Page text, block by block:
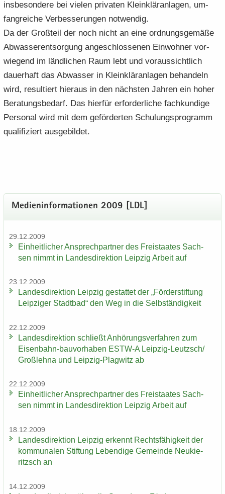
ins­be­son­de­re bei vie­len pri­va­ten Klein­klär­an­la­gen, um­
fang­rei­che Ver­bes­se­run­gen not­wen­dig.
Da der Groß­teil der noch nicht an eine ord­nungs­ge­mä­ße
Ab­was­ser­ent­sor­gung an­ge­schlos­se­nen Ein­woh­ner vor­
wie­gend im länd­li­chen Raum lebt und vor­aus­sicht­lich
dau­er­haft das Ab­was­ser in Klein­klär­an­la­gen be­han­deln
wird, re­sul­tiert hier­aus in den nächs­ten Jah­ren ein hoher
Be­ra­tungs­be­darf. Das hier­für er­for­der­li­che fach­kun­di­ge
Per­so­nal wird mit dem ge­för­der­ten Schu­lungs­pro­gramm
qua­li­fi­ziert aus­ge­bil­det.
Me­di­en­in­for­ma­tio­nen 2009 [LDL]
29.12.2009
Ein­heit­li­cher An­sprech­part­ner des Frei­staa­tes Sach­
sen nimmt in Lan­des­di­rek­ti­on Leip­zig Ar­beit auf
23.12.2009
Lan­des­di­rek­ti­on Leip­zig ge­stat­tet der „För­der­stif­tung
Leip­zi­ger Stadt­bad“ den Weg in die Selb­stän­dig­keit
22.12.2009
Lan­des­di­rek­ti­on schließt An­hö­rungs­ver­fah­ren zum
Eisenbahn-​bauvorhaben ESTW-​A Leipzig-​Leutzsch/
Groß­leh­na und Leipzig-​Plagwitz ab
22.12.2009
Ein­heit­li­cher An­sprech­part­ner des Frei­staa­tes Sach­
sen nimmt in Lan­des­di­rek­ti­on Leip­zig Ar­beit auf
18.12.2009
Lan­des­di­rek­ti­on Leip­zig er­kennt Rechts­fä­hig­keit der
kom­mu­na­len Stif­tung Le­ben­di­ge Ge­mein­de Neu­kie­
ritzsch an
14.12.2009